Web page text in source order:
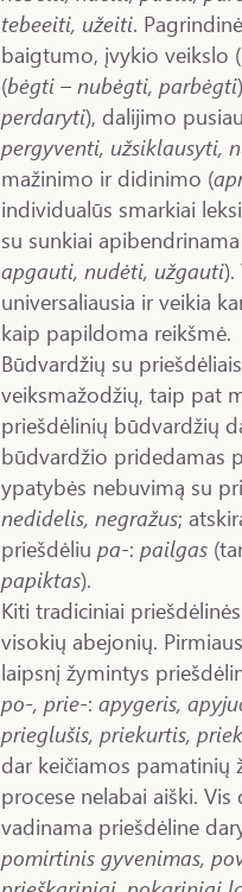
tebeeiti, užeiti.
baigtumo, įvykio veikslo (
(bėgti – nubėgti, parbėgti
perdaryti), dalijimo
pergyventi, užsiklausyti,
mažinimo ir didinimo (
individualūs smarkiai
su sunkiai
apgauti, nudėti, užgauti
universaliausia ir veikia
kaip papildoma reikšmė.
Būdvardžių su
veiksmažodžių, taip pat
priešdėlinių būdvardžių
būdvardžio pridedamas
ypatybės nebuvimą su
nedidelis, negražus;
priešdėliu pa-: pailgas
papiktas).
Kiti tradiciniai
visokių abejonių.
laipsnį žymintys
po-, prie-: apygeris,
prieglušis, priekurtis,
dar keičiamos pamatinių
procese nelabai aiški.
vadinama priešdėline
pomirtinis gyvenimas,